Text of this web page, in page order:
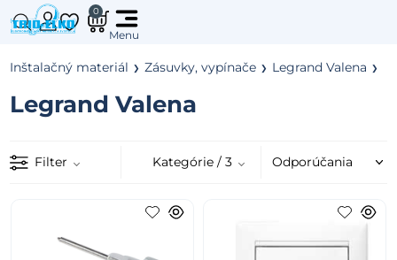
0
Inštalačný materiál Zásuvky, vypínače Legrand Valena
Legrand Valena
Filter Kategórie / 3